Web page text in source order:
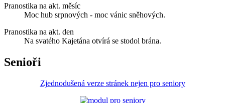
Pranostika na akt. měsíc
Moc hub srpnových - moc vánic sněhových.
Pranostika na akt. den
Na svatého Kajetána otvírá se stodol brána.
Senioři
Zjednodušená verze stránek nejen pro seniory